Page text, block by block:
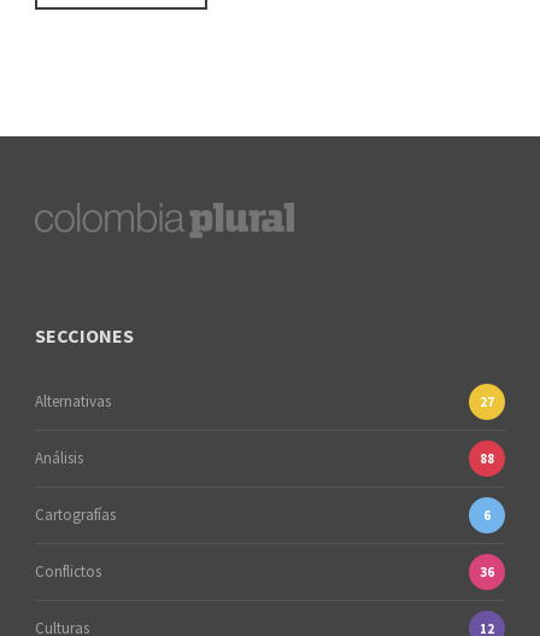
SECCIONES
Alternativas 27
Análisis 88
Cartografías 6
Conflictos 36
Culturas 12